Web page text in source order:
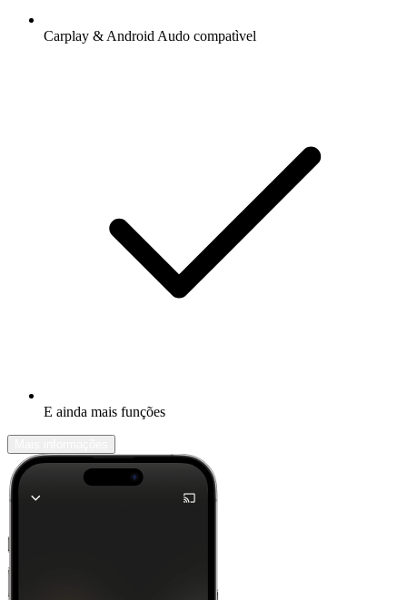
Carplay & Android Audo compatìvel
E ainda mais funções